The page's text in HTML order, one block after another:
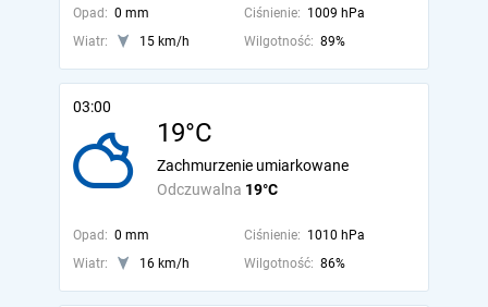
Opad: 0 mm Ciśnienie: 1009 hPa
Wiatr:
15 km/h Wilgotność: 89%
03:00
19°C
Odczuwalna 19°C
Zachmurzenie umiarkowane
Opad: 0 mm Ciśnienie: 1010 hPa
Wiatr:
16 km/h Wilgotność: 86%